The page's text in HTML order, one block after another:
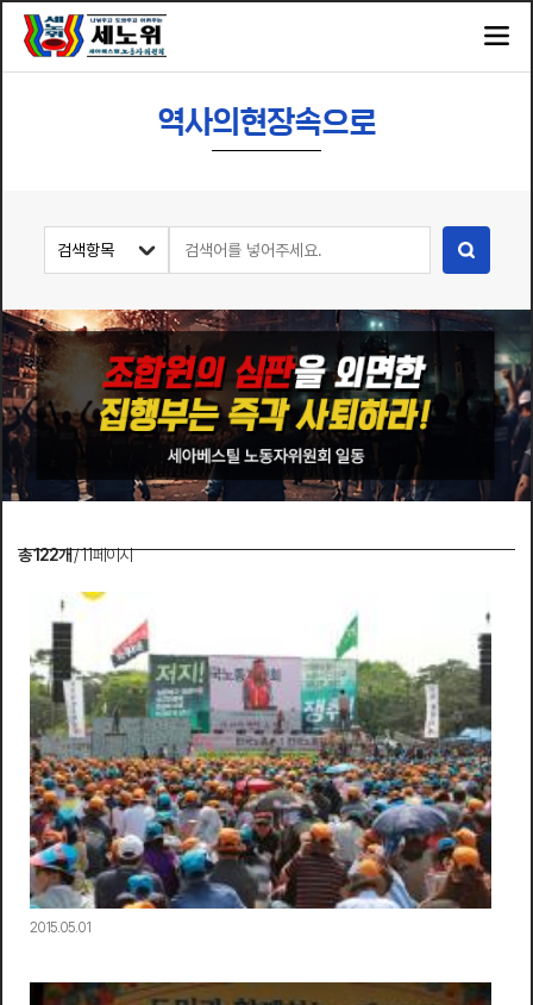
역사의현장속으로
총 122개/ 11페이지
2015.05.01